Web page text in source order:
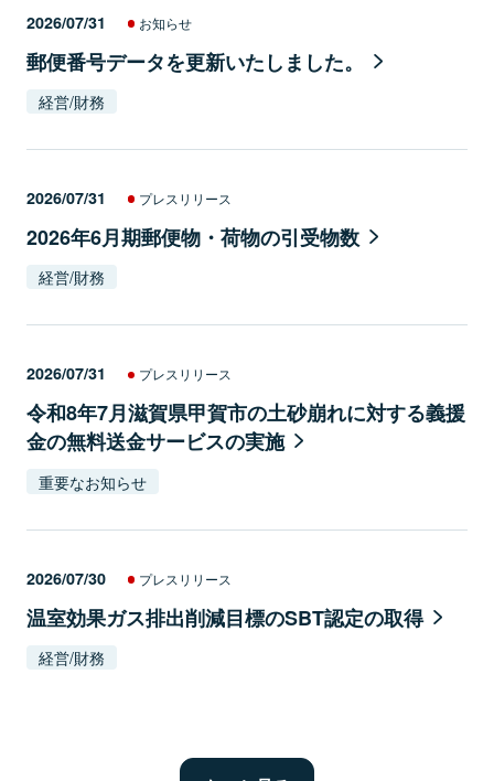
2026/07/31 お知らせ
郵便番号データを更新いたしました。
経営/財務
2026/07/31 プレスリリース
2026年6月期郵便物・荷物の引受物数
経営/財務
2026/07/31 プレスリリース
令和8年7月滋賀県甲賀市の土砂崩れに対する義援
金の無料送金サービスの実施
重要なお知らせ
2026/07/30 プレスリリース
温室効果ガス排出削減目標のSBT認定の取得
経営/財務